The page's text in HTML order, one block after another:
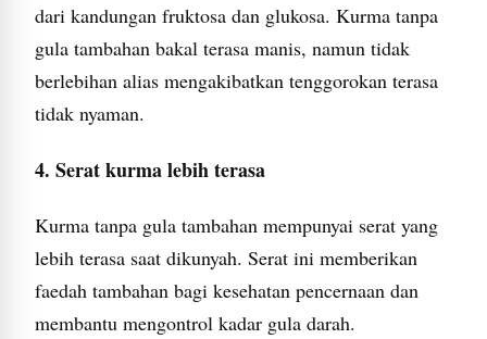
dari kandungan fruktosa dan glukosa. Kurma tanpa
gula tambahan bakal terasa manis, namun tidak
berlebihan alias mengakibatkan tenggorokan terasa
tidak nyaman.
4. Serat kurma lebih terasa
Kurma tanpa gula tambahan mempunyai serat yang
lebih terasa saat dikunyah. Serat ini memberikan
faedah tambahan bagi kesehatan pencernaan dan
membantu mengontrol kadar gula darah.